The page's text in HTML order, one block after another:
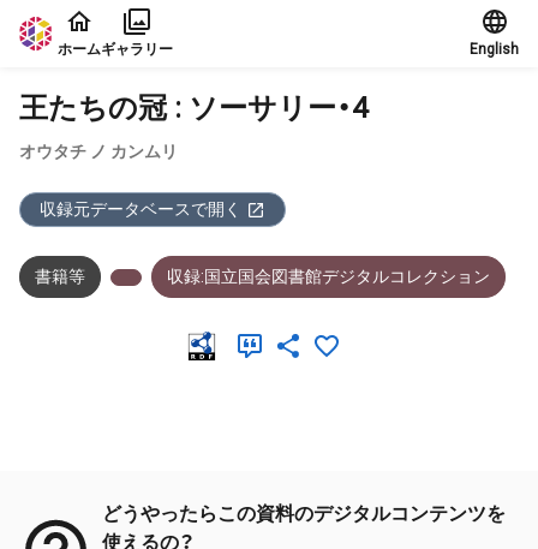
本文に飛ぶ
ホームギャラリー English
王たちの冠 : ソーサリー・4
オウタチ ノ カンムリ
収録元データベースで開く
書籍等 収録:国立国会図書館デジタルコレクション
どうやったらこの資料のデジタルコンテンツを
使えるの？